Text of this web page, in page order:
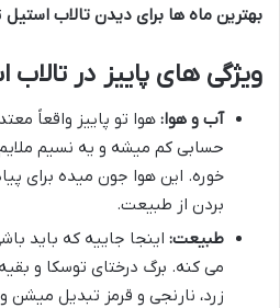
بهترین ماه ها برای دیدن تالاب استیل
ویژگی های پاییز در تالاب
آب و هوا: هوا تو پاییز واقعاً
حسابی کم میشه و یه نسیم
خوره. این هوا جون میده برای
بردن از طبیعت.
طبیعت: اینجا جاییه که باید
می کنه. برگ درختای توسکا و
زرد، نارنجی و قرمز تبدیل میشن